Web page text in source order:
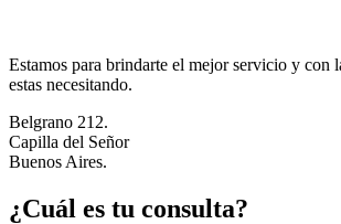
Estamos para brindarte el mejor servicio y con
estas necesitando.
Belgrano 212.
Capilla del Señor
Buenos Aires.
¿Cuál es tu consulta?